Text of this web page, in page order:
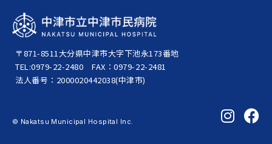
〒871-8511大分県中津市大字下池永173番地
TEL:0979-22-2480
FAX：0979-22-2481
法人番号：2000020442038(中津市)
© Nakatsu Municipal Hospital Inc.